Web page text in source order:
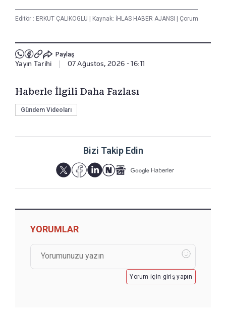
Editör : ERKUT ÇALIKOGLU | Kaynak: İHLAS HABER AJANSI | Çorum
Paylaş
Yayın Tarihi 07 Ağustos, 2026 - 16:11
Haberle İlgili Daha Fazlası
Gündem Videoları
Bizi Takip Edin
YORUMLAR
Yorum için giriş yapın